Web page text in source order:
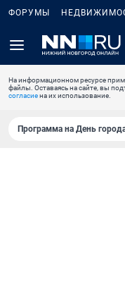
ФОРУМЫ
На информационном ресурсе
файлы. Оставаясь на сайте, вы
согласиена их использование.
Программа на День